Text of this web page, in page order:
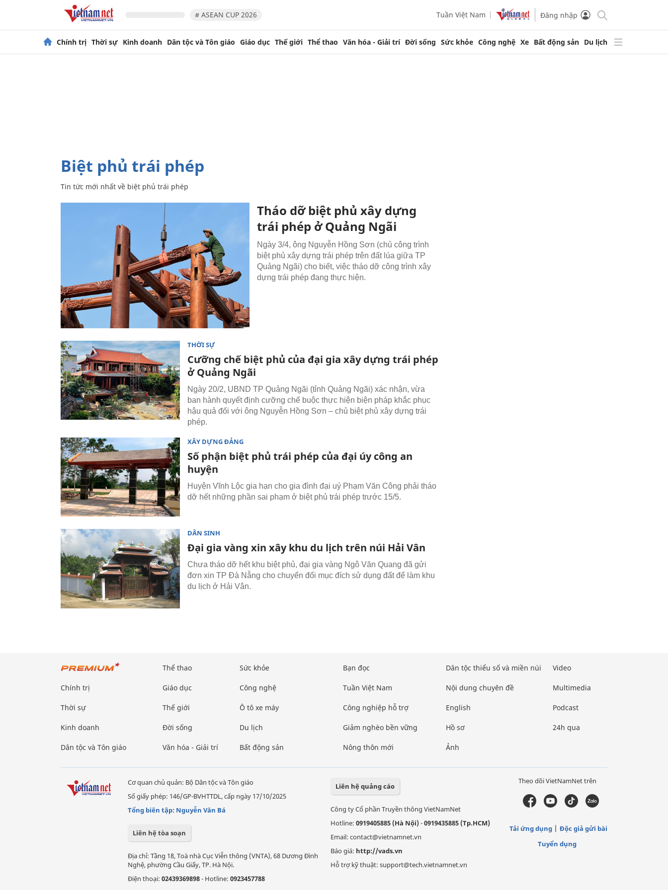
# ASEAN CUP 2026 Tuần Việt Nam Đăng nhập
Chính trị Thời sự Kinh doanh Dân tộc và Tôn giáo Giáo dục Thế giới Thể thao Văn hóa - Giải trí Đời sống Sức khỏe Công nghệ Xe Bất động sản Du lịch
biệt phủ trái phép
Tin tức mới nhất về biệt phủ trái phép
Tháo dỡ biệt phủ xây dựng
trái phép ở Quảng Ngãi
Ngày 3/4, ông Nguyễn Hồng Sơn (chủ công trình
biệt phủ xây dựng trái phép trên đất lúa giữa TP
Quảng Ngãi) cho biết, việc tháo dỡ công trình xây
dựng trái phép đang thực hiện.
THỜI SỰ
Cưỡng chế biệt phủ của đại gia xây dựng trái phép
ở Quảng Ngãi
Ngày 20/2, UBND TP Quảng Ngãi (tỉnh Quảng Ngãi) xác nhận, vừa
ban hành quyết định cưỡng chế buộc thực hiện biện pháp khắc phục
hậu quả đối với ông Nguyễn Hồng Sơn – chủ biệt phủ xây dựng trái
phép.
XÂY DỰNG ĐẢNG
Số phận biệt phủ trái phép của đại úy công an
huyện
Huyện Vĩnh Lộc gia hạn cho gia đình đại uý Phạm Văn Công phải tháo
dỡ hết những phần sai phạm ở biệt phủ trái phép trước 15/5.
DÂN SINH
Đại gia vàng xin xây khu du lịch trên núi Hải Vân
Chưa tháo dỡ hết khu biệt phủ, đại gia vàng Ngô Văn Quang đã gửi
đơn xin TP Đà Nẵng cho chuyển đổi mục đích sử dụng đất để làm khu
du lịch ở Hải Vân.
Chính trị
Thời sự
Kinh doanh
Dân tộc và Tôn giáo
Thể thao
Giáo dục
Thế giới
Đời sống
Văn hóa - Giải trí
Sức khỏe
Công nghệ
Ô tô xe máy
Du lịch
Bất động sản
Bạn đọc
Tuần Việt Nam
Công nghiệp hỗ trợ
Giảm nghèo bền vững
Nông thôn mới
Dân tộc thiểu số và miền núi
Nội dung chuyên đề
English
Hồ sơ
Ảnh
Video
Multimedia
Podcast
24h qua
Cơ quan chủ quản: Bộ Dân tộc và Tôn giáo
Số giấy phép: 146/GP-BVHTTDL, cấp ngày 17/10/2025
Tổng biên tập: Nguyễn Văn Bá
Liên hệ tòa soạn
Địa chỉ: Tầng 18, Toà nhà Cục Viễn thông (VNTA), 68 Dương Đình
Nghệ, phường Cầu Giấy, TP. Hà Nội.
Điện thoại: 02439369898- Hotline: 0923457788
Liên hệ quảng cáo
Công ty Cổ phần Truyền thông VietNamNet
Hotline: 0919405885 (Hà Nội)-0919435885 (Tp.HCM)
Email: contact@vietnamnet.vn
Báo giá: http://vads.vn
Hỗ trợ kỹ thuật: support@tech.vietnamnet.vn
Theo dõi VietNamNet trên
Tải ứng dụng
Độc giả gửi bài
Tuyển dụng